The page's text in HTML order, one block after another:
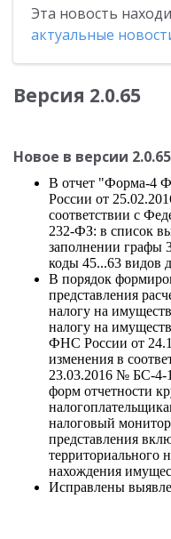
Эта новость
актуальные
Версия 2.0.65
Новое в версии
В отчет "Форма-4
России от
соответствии с
232-ФЗ: в список
заполнении графы
коды 45...63 видов
В порядок
представления
налогу на
налогу на
ФНС России от
изменения в
23.03.2016 № БС-4-
форм отчетности
налоговый
представления
территориального
нахождения
Исправлены